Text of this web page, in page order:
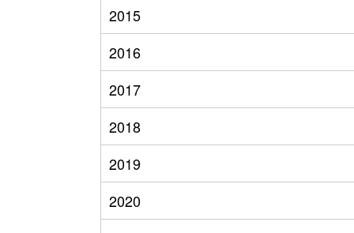
2015
2016
2017
2018
2019
2020